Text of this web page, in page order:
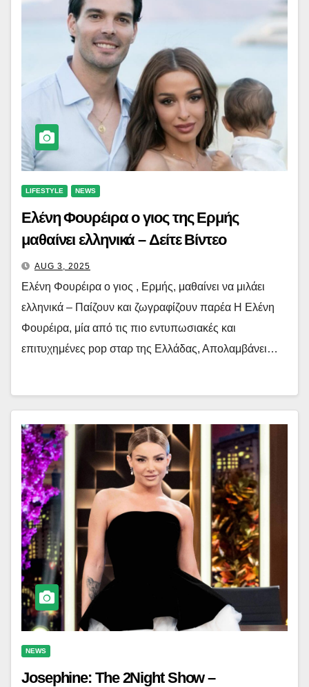
LIFESTYLE NEWS
Ελένη Φουρέιρα o γιος της Ερμής
μαθαίνει ελληνικά – Δείτε Βίντεο
AUG 3, 2025
Ελένη Φουρέιρα o γιος , Ερμής, μαθαίνει να μιλάει
ελληνικά – Παίζουν και ζωγραφίζουν παρέα Η Ελένη
Φουρέιρα, μία από τις πιο εντυπωσιακές και
επιτυχημένες pop σταρ της Ελλάδας, Απολαμβάνει…
NEWS
Josephine: The 2Night Show –